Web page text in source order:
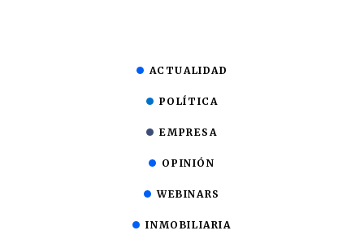
ACTUALIDAD
POLÍTICA
EMPRESA
OPINIÓN
WEBINARS
INMOBILIARIA